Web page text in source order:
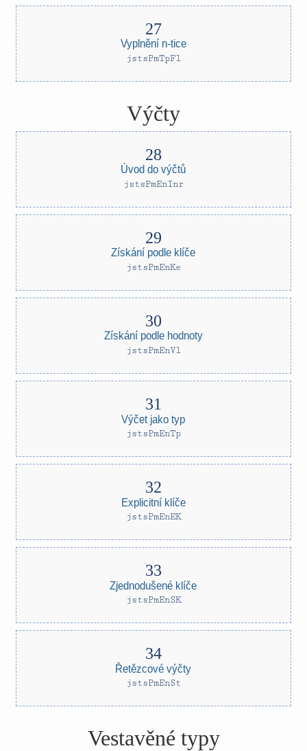
Vyplnění n-tice
jstsPmTpFl
Výčty
Úvod do výčtů
jstsPmEnInr
Získání podle klíče
jstsPmEnKe
Získání podle hodnoty
jstsPmEnVl
Výčet jako typ
jstsPmEnTp
Explicitní klíče
jstsPmEnEK
Zjednodušené klíče
jstsPmEnSK
Řetězcové výčty
jstsPmEnSt
Vestavěné typy